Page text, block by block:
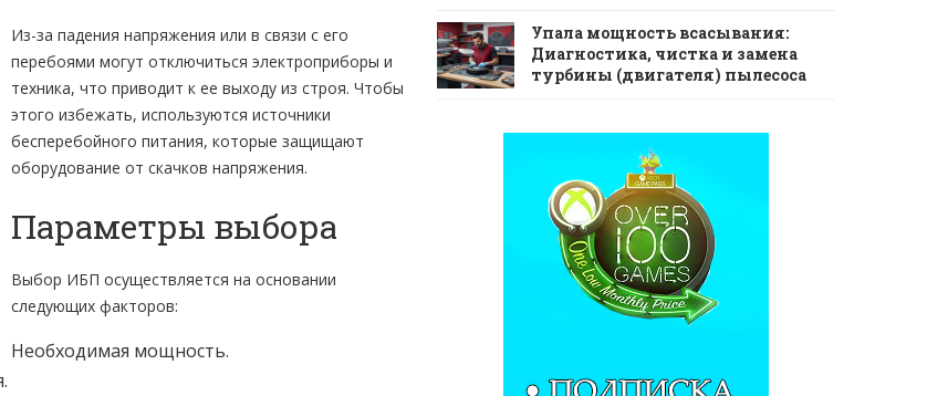
Из-за падения напряжения или в связи с его
перебоями могут отключиться электроприборы и
техника, что приводит к ее выходу из строя. Чтобы
этого избежать, используются источники
бесперебойного питания, которые защищают
оборудование от скачков напряжения.
Параметры выбора
Выбор ИБП осуществляется на основании
следующих факторов:
Необходимая мощность.
Упала мощность всасывания:
Диагностика, чистка и замена
турбины (двигателя) пылесоса